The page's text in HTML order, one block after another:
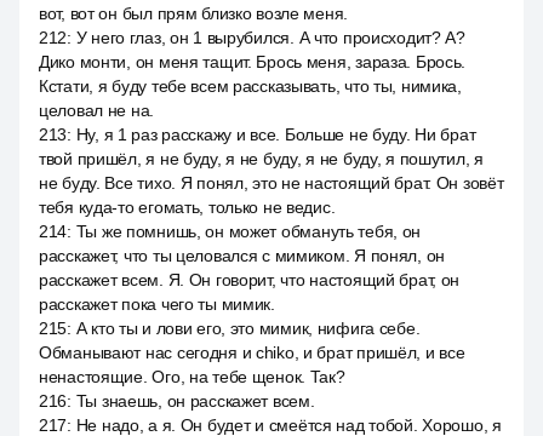
вот, вот он был прям близко возле меня.
212: У него глаз, он 1 вырубился. А что происходит? А?
Дико монти, он меня тащит. Брось меня, зараза. Брось.
Кстати, я буду тебе всем рассказывать, что ты, нимика,
целовал не на.
213: Ну, я 1 раз расскажу и все. Больше не буду. Ни брат
твой пришёл, я не буду, я не буду, я не буду, я пошутил, я
не буду. Все тихо. Я понял, это не настоящий брат. Он зовёт
тебя куда-то егомать, только не ведис.
214: Ты же помнишь, он может обмануть тебя, он
расскажет, что ты целовался с мимиком. Я понял, он
расскажет всем. Я. Он говорит, что настоящий брат, он
расскажет пока чего ты мимик.
215: А кто ты и лови его, это мимик, нифига себе.
Обманывают нас сегодня и chiko, и брат пришёл, и все
ненастоящие. Ого, на тебе щенок. Так?
216: Ты знаешь, он расскажет всем.
217: Не надо, а я. Он будет и смеётся над тобой. Хорошо, я